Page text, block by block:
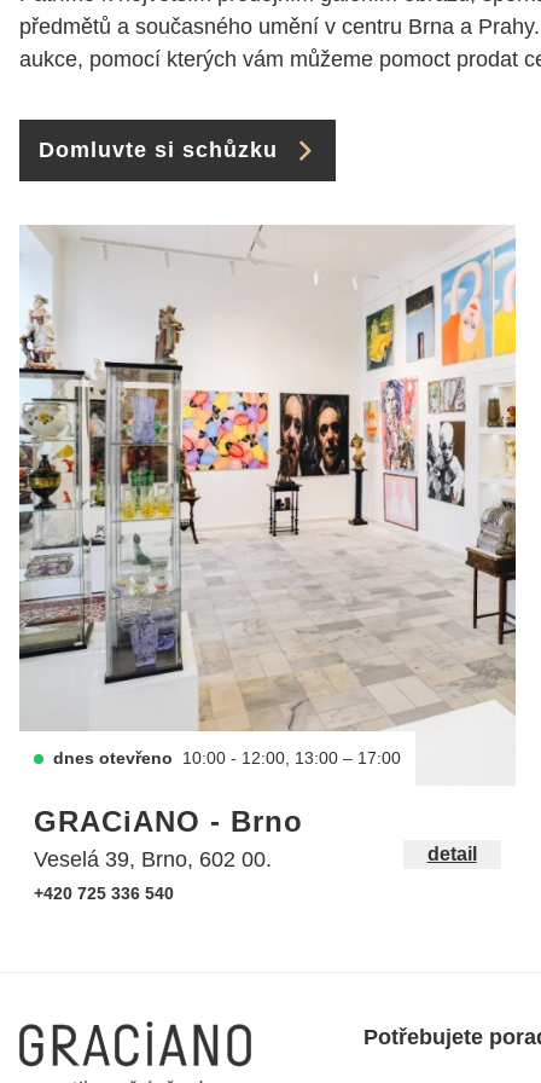
předmětů a současného umění v centru Brna a
aukce, pomocí kterých vám můžeme pomoct prodat
Domluvte si schůzku
dnes otevřeno 10:00 - 12:00, 13:00 – 17:00
GRACiANO - Brno
Veselá 39, Brno, 602 00.
+420 725 336 540
detail
Potřebujete